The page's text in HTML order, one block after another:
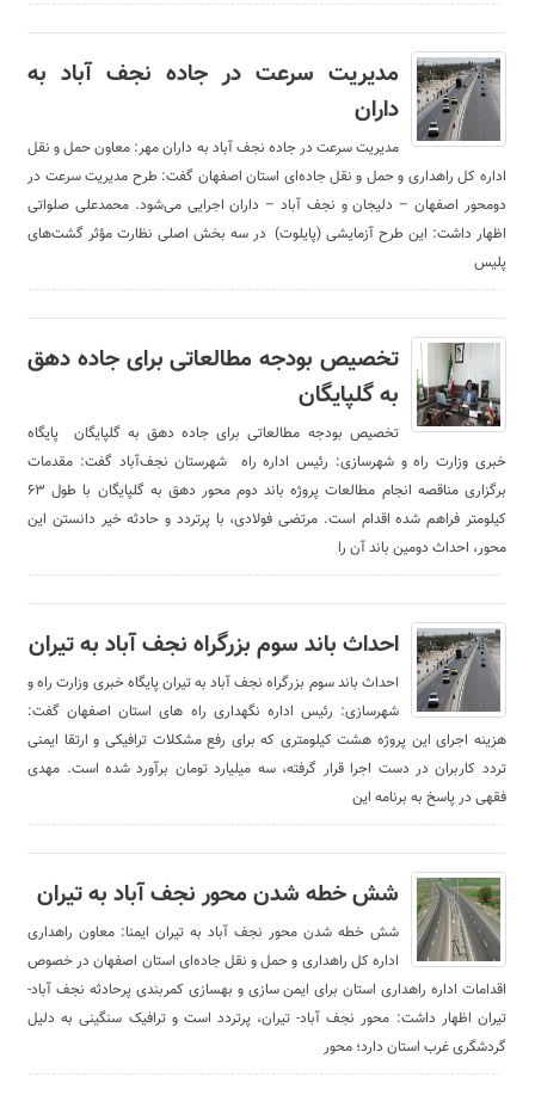
مدیریت سرعت در جاده نجف آباد به
داران
مدیریت سرعت در جاده نجف آباد به داران مهر: معاون حمل و نقل
اداره کل راهداری و حمل و نقل جاده‌ای استان اصفهان گفت: طرح مدیریت سرعت در
دومحور اصفهان – دلیجان و نجف آباد – داران اجرایی می‌شود. محمدعلی صلواتی
اظهار داشت: این طرح آزمایشی (پایلوت) در سه بخش اصلی نظارت مؤثر گشت‌های
پلیس
تخصیص بودجه مطالعاتی برای جاده دهق
به گلپایگان
تخصیص بودجه مطالعاتی برای جاده دهق به گلپایگان پایگاه
خبری وزارت راه و شهرسازی: رئیس اداره راه شهرستان نجف‌آباد گفت: مقدمات
برگزاری مناقصه انجام مطالعات پروژه باند دوم محور دهق به گلپایگان با طول ۶۳
کیلومتر فراهم شده اقدام است. مرتضی فولادی، با پرتردد و حادثه خیر دانستن این
محور، احداث دومین باند آن را
احداث باند سوم بزرگراه نجف آباد به تیران
احداث باند سوم بزرگراه نجف آباد به تیران پایگاه خبری وزارت راه و
شهرسازی: رئیس اداره نگهداری راه های استان اصفهان گفت:
هزینه اجرای این پروژه هشت کیلومتری که برای رفع مشکلات ترافیکی و ارتقا ایمنی
تردد کاربران در دست اجرا قرار گرفته، سه میلیارد تومان برآورد شده است. مهدی
فقهی در پاسخ به برنامه این
شش خطه شدن محور نجف آباد به تیران
شش خطه شدن محور نجف آباد به تیران ایمنا: معاون راهداری
اداره کل راهداری و حمل و نقل جاده‌ای استان اصفهان در خصوص
اقدامات اداره راهداری استان برای ایمن سازی و بهسازی کمربندی پرحادثه نجف آباد-
تیران اظهار داشت: محور نجف آباد- تیران، پرتردد است و ترافیک سنگینی به دلیل
گردشگری غرب استان دارد؛ محور